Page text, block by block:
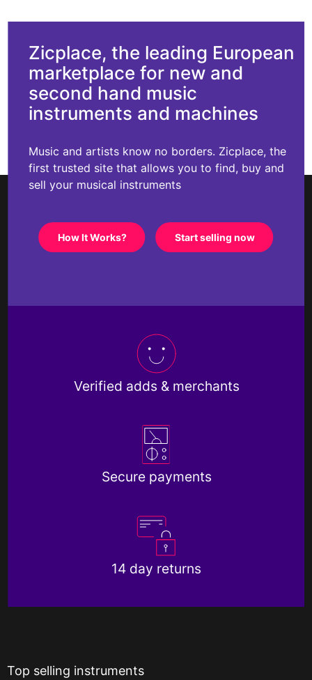
Zicplace, the leading European
marketplace for new and
second hand music
instruments and machines
Music and artists know no borders. Zicplace, the
first trusted site that allows you to find, buy and
sell your musical instruments
How It Works? Start selling now
Verified adds & merchants
Secure payments
14 day returns
Top selling instruments